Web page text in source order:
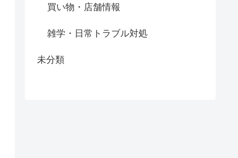
買い物・店舗情報
雑学・日常トラブル対処
未分類